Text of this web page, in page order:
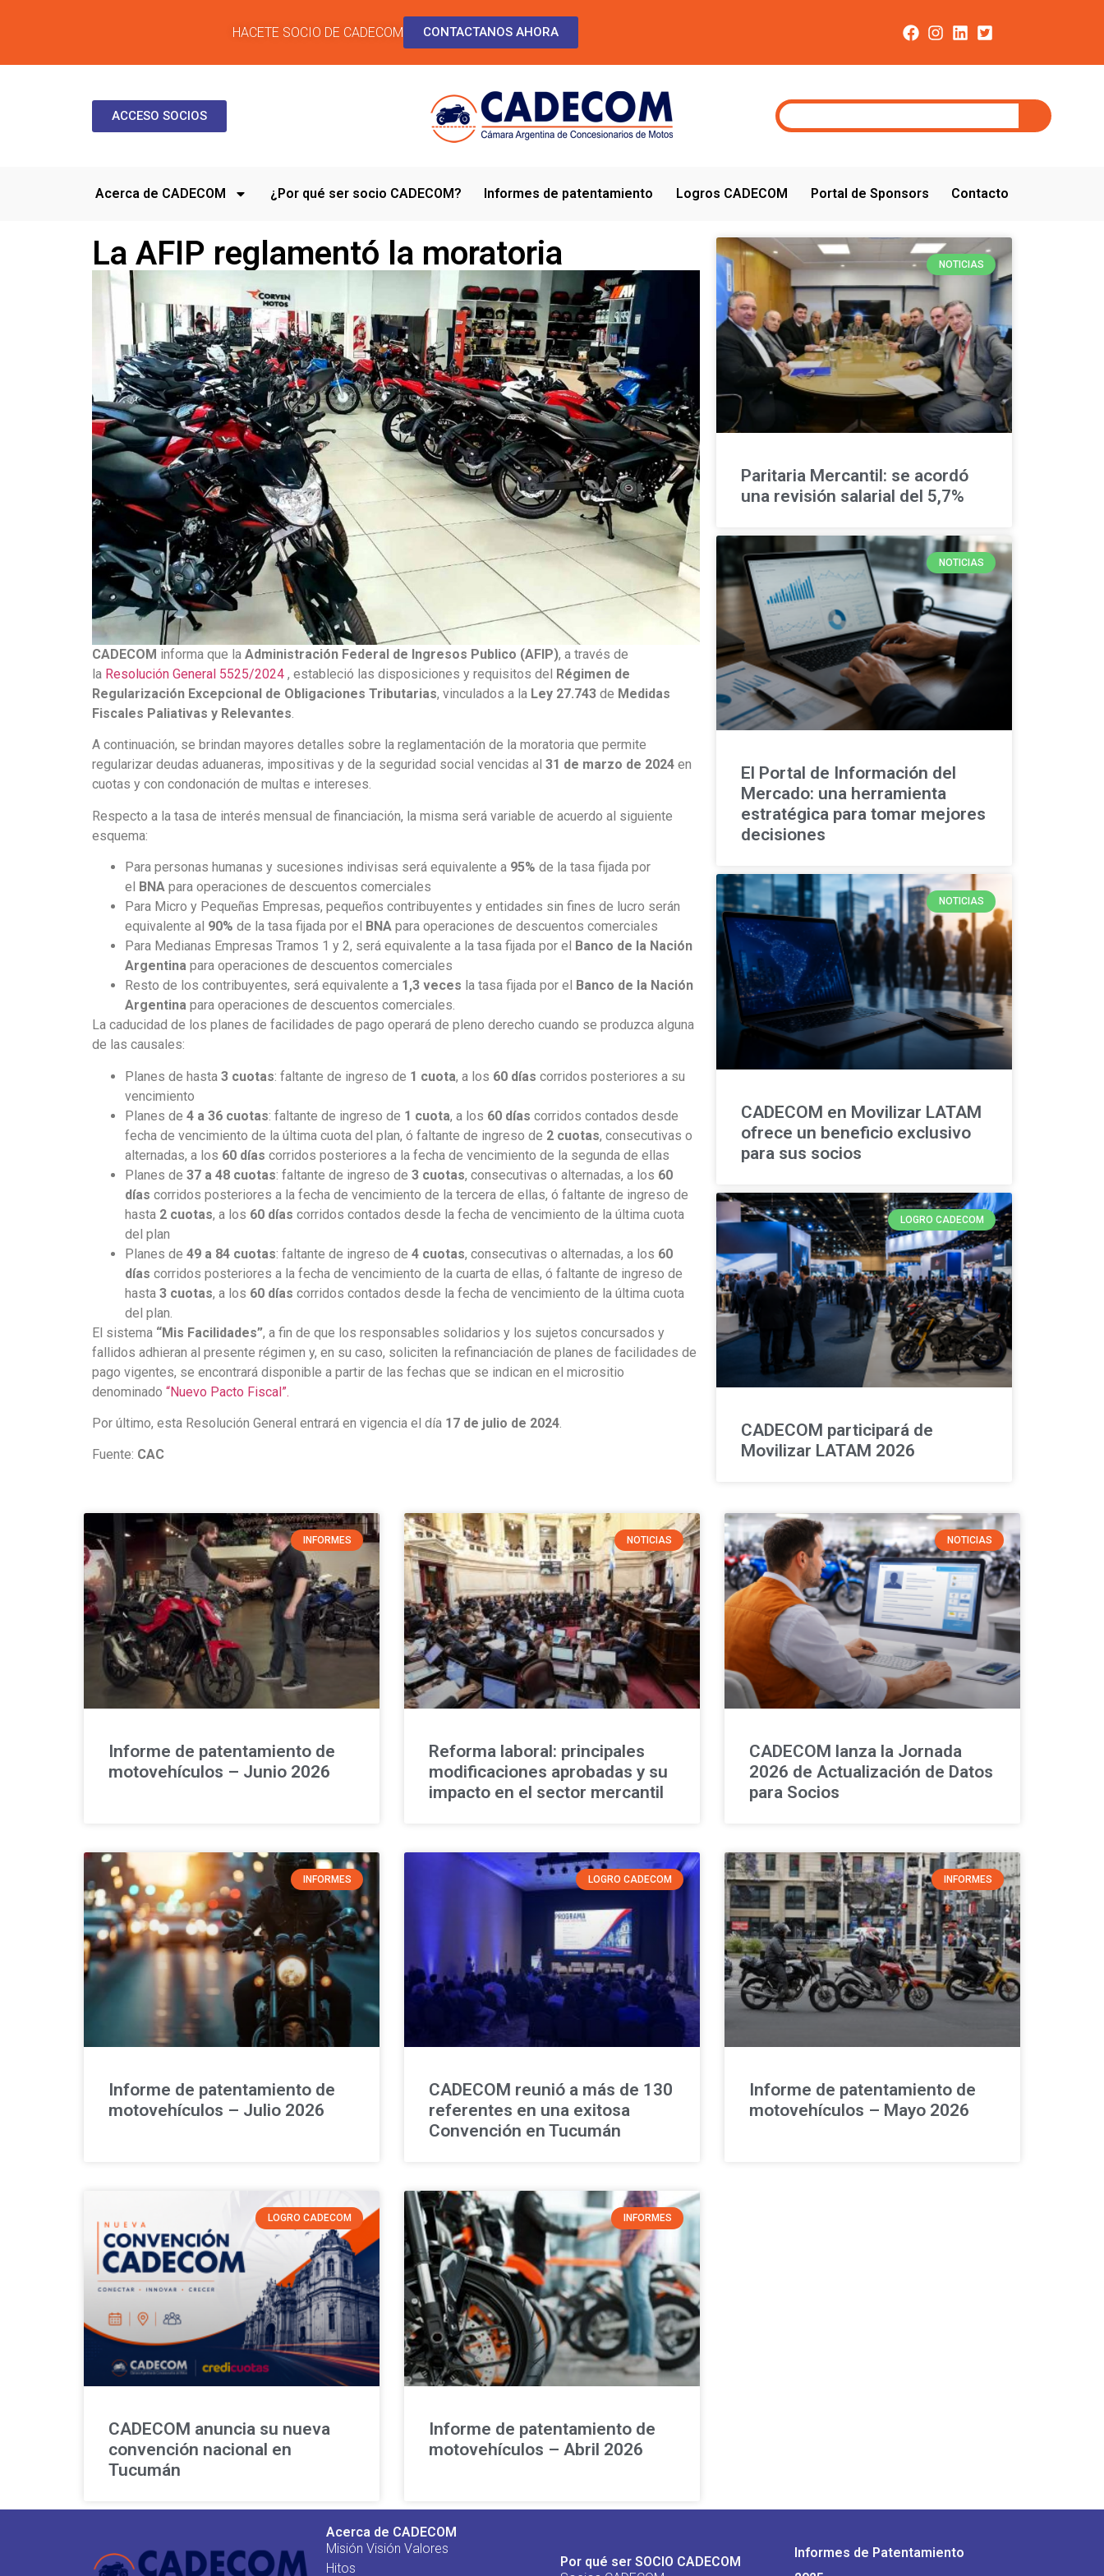
HACETE SOCIO DE CADECOM CONTACTANOS AHORA
ACCESO SOCIOS
Acerca de CADECOM ¿Por qué ser socio CADECOM? Informes de patentamiento Logros CADECOM Portal de Sponsors Contacto
La AFIP reglamentó la moratoria
CADECOM informa que la Administración Federal de Ingresos Publico (AFIP), a través de
la Resolución General 5525/2024 , estableció las disposiciones y requisitos del Régimen de
Regularización Excepcional de Obligaciones Tributarias, vinculados a la Ley 27.743 de Medidas
Fiscales Paliativas y Relevantes.
A continuación, se brindan mayores detalles sobre la reglamentación de la moratoria que permite
regularizar deudas aduaneras, impositivas y de la seguridad social vencidas al 31 de marzo de 2024 en
cuotas y con condonación de multas e intereses.
Respecto a la tasa de interés mensual de financiación, la misma será variable de acuerdo al siguiente
esquema:
Para personas humanas y sucesiones indivisas será equivalente a 95% de la tasa fijada por
el
BNA para operaciones de descuentos comerciales
Para Micro y Pequeñas Empresas, pequeños contribuyentes y entidades sin fines de lucro serán
equivalente al 90% de la tasa fijada por el BNA para operaciones de descuentos comerciales
Para Medianas Empresas Tramos 1 y 2, será equivalente a la tasa fijada por el
Banco de la Nación
Argentina para operaciones de descuentos comerciales
Resto de los contribuyentes, será equivalente a 1,3 veces la tasa fijada por el
Banco de la Nación
Argentina para operaciones de descuentos comerciales.
La caducidad de los planes de facilidades de pago operará de pleno derecho cuando se produzca alguna
de las causales:
Planes de hasta 3 cuotas: faltante de ingreso de 1 cuota, a los 60 días corridos posteriores a su
vencimiento
Planes de 4 a 36 cuotas: faltante de ingreso de 1 cuota, a los 60 días corridos contados desde
fecha de vencimiento de la última cuota del plan, ó faltante de ingreso de 2 cuotas, consecutivas o
alternadas, a los 60 días corridos posteriores a la fecha de vencimiento de la segunda de ellas
Planes de 37 a 48 cuotas: faltante de ingreso de 3 cuotas, consecutivas o alternadas, a los 60
días corridos posteriores a la fecha de vencimiento de la tercera de ellas, ó faltante de ingreso de
hasta 2 cuotas, a los 60 días corridos contados desde la fecha de vencimiento de la última cuota
del plan
Planes de 49 a 84 cuotas: faltante de ingreso de 4 cuotas, consecutivas o alternadas, a los 60
días corridos posteriores a la fecha de vencimiento de la cuarta de ellas, ó faltante de ingreso de
hasta 3 cuotas, a los 60 días corridos contados desde la fecha de vencimiento de la última cuota
del plan.
El sistema “Mis Facilidades”, a fin de que los responsables solidarios y los sujetos concursados y
fallidos adhieran al presente régimen y, en su caso, soliciten la refinanciación de planes de facilidades de
pago vigentes, se encontrará disponible a partir de las fechas que se indican en el micrositio
denominado “Nuevo Pacto Fiscal”.
Por último, esta Resolución General entrará en vigencia el día 17 de julio de 2024.
Fuente: CAC
NOTICIAS
Paritaria Mercantil: se acordó
una revisión salarial del 5,7%
NOTICIAS
El Portal de Información del
Mercado: una herramienta
estratégica para tomar mejores
decisiones
NOTICIAS
CADECOM en Movilizar LATAM
ofrece un beneficio exclusivo
para sus socios
LOGRO CADECOM
CADECOM participará de
Movilizar LATAM 2026
INFORMES
Informe de patentamiento de
motovehículos – Junio 2026
NOTICIAS
Reforma laboral: principales
modificaciones aprobadas y su
impacto en el sector mercantil
NOTICIAS
CADECOM lanza la Jornada
2026 de Actualización de Datos
para Socios
INFORMES
Informe de patentamiento de
motovehículos – Julio 2026
LOGRO CADECOM
CADECOM reunió a más de 130
referentes en una exitosa
Convención en Tucumán
INFORMES
Informe de patentamiento de
motovehículos – Mayo 2026
LOGRO CADECOM
CADECOM anuncia su nueva
convención nacional en
Tucumán
INFORMES
Informe de patentamiento de
motovehículos – Abril 2026
Acerca de CADECOM
Misión Visión Valores
Hitos
Por qué ser SOCIO CADECOM
Informes de Patentamiento